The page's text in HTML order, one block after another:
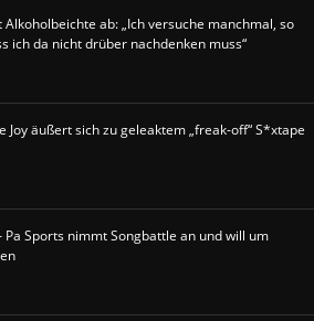
ab: „Ich versuche manchmal, so
ich da nicht drüber nachdenken muss“
Joy äußert sich zu geleaktem „freak-off“ S*xtape
Pa Sports nimmt Songbattle an und will um